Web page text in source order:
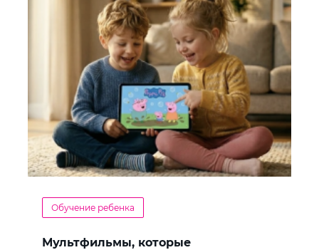
Обучение ребенка
Мультфильмы, которые